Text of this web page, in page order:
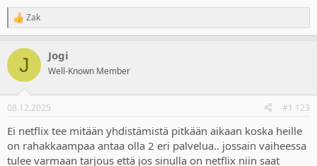
R
e
c
i
s
Zak
J Jogi
Well-Known Member
08.12.2025 #1 123
Ei netflix tee mitään yhdistämistä pitkään aikaan koska heille
on rahakkaampaa antaa olla 2 eri palvelua.. jossain vaiheessa
tulee varmaan tarjous että jos sinulla on netflix niin saat